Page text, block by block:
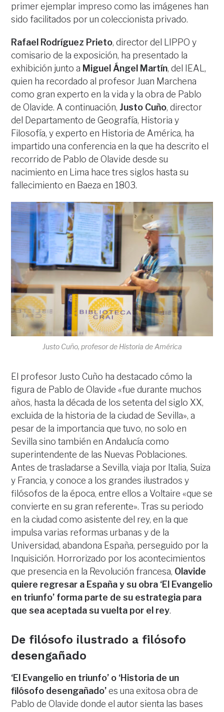
primer ejemplar impreso como las imágenes han
sido facilitados por un coleccionista privado.
Rafael Rodríguez Prieto, director del LIPPO y
comisario de la exposición, ha presentado la
exhibición junto a Miguel Ángel Martín, del IEAL,
quien ha recordado al profesor Juan Marchena
como gran experto en la vida y la obra de Pablo
de Olavide. A continuación, Justo Cuño, director
del Departamento de Geografía, Historia y
Filosofía, y experto en Historia de América, ha
impartido una conferencia en la que ha descrito el
recorrido de Pablo de Olavide desde su
nacimiento en Lima hace tres siglos hasta su
fallecimiento en Baeza en 1803.
Justo Cuño, profesor de Historia de América
El profesor Justo Cuño ha destacado cómo la
figura de Pablo de Olavide «fue durante muchos
años, hasta la década de los setenta del siglo XX,
excluida de la historia de la ciudad de Sevilla», a
pesar de la importancia que tuvo, no solo en
Sevilla sino también en Andalucía como
superintendente de las Nuevas Poblaciones.
Antes de trasladarse a Sevilla, viaja por Italia, Suiza
y Francia, y conoce a los grandes ilustrados y
filósofos de la época, entre ellos a Voltaire «que se
convierte en su gran referente». Tras su periodo
en la ciudad como asistente del rey, en la que
impulsa varias reformas urbanas y de la
Universidad, abandona España, perseguido por la
Inquisición. Horrorizado por los acontecimientos
que presencia en la Revolución francesa, Olavide
quiere regresar a España y su obra ‘El Evangelio
en triunfo’ forma parte de su estrategia para
que sea aceptada su vuelta por el rey.
De filósofo ilustrado a filósofo
desengañado
‘El Evangelio en triunfo’ o ‘Historia de un
filósofo desengañado’es una exitosa obra de
Pablo de Olavide donde el autor sienta las bases